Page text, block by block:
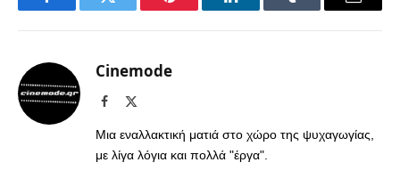
FacebookTwitter Pinterest LinkedInTumblr Email
Cinemode
Facebook
Μια εναλλακτική ματιά στο χώρο της ψυχαγωγίας,
με λίγα λόγια και πολλά "έργα".